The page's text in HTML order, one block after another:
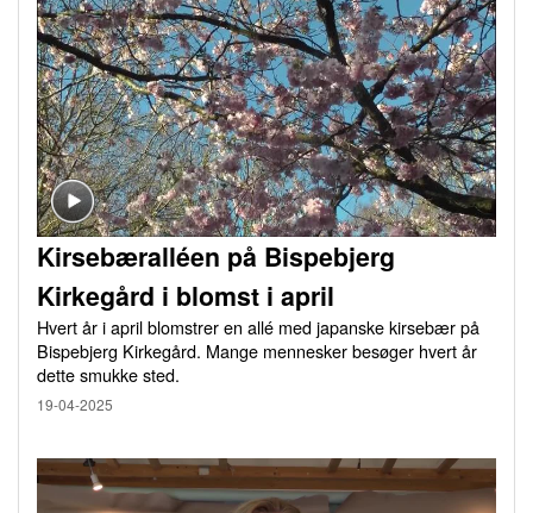
Kirsebæralléen på Bispebjerg
Kirkegård i blomst i april
Hvert år i april blomstrer en allé med japanske kirsebær på
Bispebjerg Kirkegård. Mange mennesker besøger hvert år
dette smukke sted.
19-04-2025